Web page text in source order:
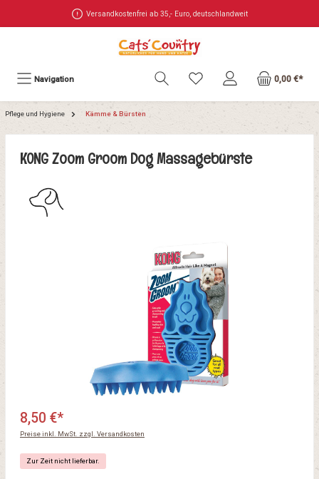
Versandkostenfrei ab 35,- Euro, deutschlandweit
Navigation 0,00 €*
Pflege und Hygiene Kämme & Bürsten
KONG Zoom Groom Dog Massagebürste
8,50 €*
Preise inkl. MwSt. zzgl. Versandkosten
Zur Zeit nicht lieferbar.